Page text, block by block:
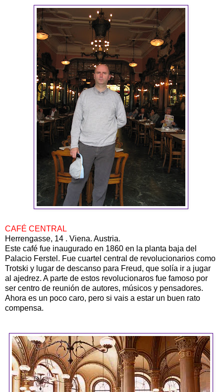
CAFÉ CENTRAL
Herrengasse, 14 . Viena. Austria.
Este café fue inaugurado en 1860 en la planta baja del
Palacio Ferstel. Fue cuartel central de revolucionarios como
Trotski y lugar de descanso para Freud, que solía ir a jugar
al ajedrez. A parte de estos revolucionaros fue famoso por
ser centro de reunión de autores, músicos y pensadores.
Ahora es un poco caro, pero si vais a estar un buen rato
compensa.